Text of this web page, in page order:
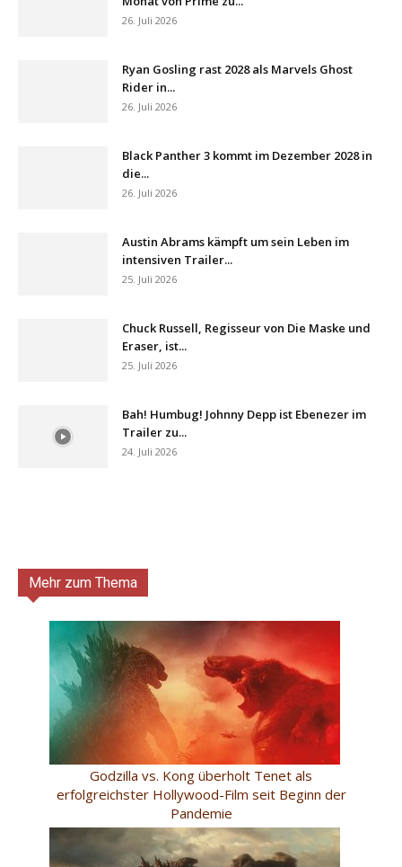
26. Juli 2026
Ryan Gosling rast 2028 als Marvels Ghost
Rider in...
26. Juli 2026
Black Panther 3 kommt im Dezember 2028 in
die...
26. Juli 2026
Austin Abrams kämpft um sein Leben im
intensiven Trailer...
25. Juli 2026
Chuck Russell, Regisseur von Die Maske und
Eraser, ist...
25. Juli 2026
Bah! Humbug! Johnny Depp ist Ebenezer im
Trailer zu...
24. Juli 2026
Mehr zum Thema
Godzilla vs. Kong überholt Tenet als
erfolgreichster Hollywood-Film seit Beginn der
Pandemie